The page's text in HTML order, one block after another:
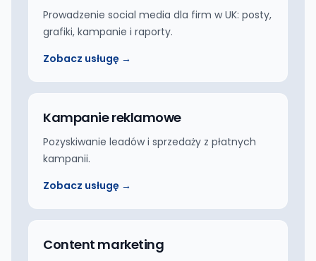
Prowadzenie social media dla firm w UK: posty,
grafiki, kampanie i raporty.
Zobacz usługę →
Kampanie reklamowe
Pozyskiwanie leadów i sprzedaży z płatnych
kampanii.
Zobacz usługę →
Content marketing